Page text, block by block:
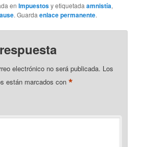
enImpuestosy etiquetadaamnistía,
. Guardaenlace permanente.
electrónico no será publicada. Los
están marcados con*